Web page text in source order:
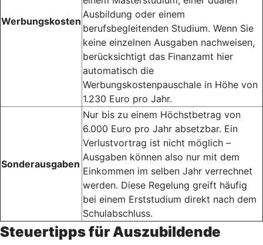
Werbungskosten
Ausbildung oder einem
berufsbegleitenden Studium. Wenn Sie
keine einzelnen Ausgaben nachweisen,
berücksichtigt das Finanzamt hier
automatisch die
Werbungskostenpauschale in Höhe von
1.230 Euro pro Jahr.
Sonderausgaben
Nur bis zu einem Höchstbetrag von
6.000 Euro pro Jahr absetzbar. Ein
Verlustvortrag ist nicht möglich –
Ausgaben können also nur mit dem
Einkommen im selben Jahr verrechnet
werden. Diese Regelung greift häufig
bei einem Erststudium direkt nach dem
Schulabschluss.
Steuertipps für Auszubildende